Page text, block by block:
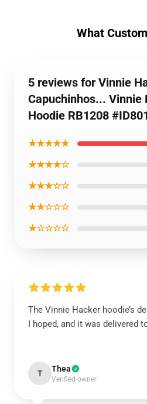
What
5 reviews for Vinnie
Capuchinhos... Vinnie
Hoodie RB1208
★★★★★
★★★★☆
★★★☆☆
★★☆☆☆
★☆☆☆☆
The Vinnie Hacker hoodie’s
I hoped, and it was delivered
T Thea
Verified owner